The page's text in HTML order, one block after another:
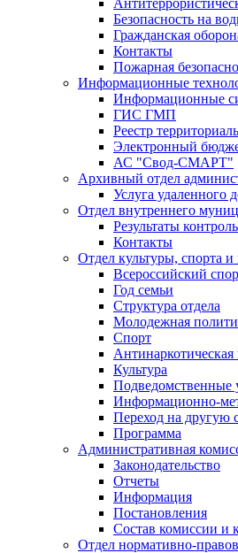
Безопасность на
Гражданская
Контакты
Пожарная
Информационные
Информационные
ГИС ГМП
Реестр
Электронный
АС "Свод-СМАРТ"
Архивный отдел
Услуга удаленного
Отдел внутреннего
Результаты
Контакты
Отдел культуры, спорта
Всероссийский
Год семьи
Структура отдела
Молодежная
Спорт
Антинаркотическая
Культура
Подведомственные
Информационно-
Переход на другую
Программа
Административная
Законодательство
Отчеты
Информация
Постановления
Состав комиссии и
Отдел нормативно-